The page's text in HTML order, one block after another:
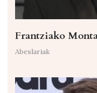
Frantziako
Abeslariak